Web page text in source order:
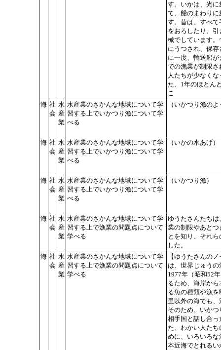
す。いかは、光
て、船のまわり
す。昔は、すべ
をおろしたり、
械でしています
にうつされ、保
に一度、輸送船
での漁業が制限
人たちが少なく
た、1年のほとん
こ
海 社
会
水
産
業
水産業のさかんな地域について学
習する上でいかつり漁について学
べる
（いかつり漁の
海 社
会
水
産
業
水産業のさかんな地域について学
習する上でいかつり漁について学
べる
（いかの水あげ）
海 社
会
水
産
業
水産業のさかんな地域について学
習する上でいかつり漁について学
べる
（いかつり漁）
海 社
会
水
産
業
水産業のさかんな地域について学
習する上で漁業の問題点について
学べる
ゆうたさんたち
業の制限やあと
とを知り、それ
した。
海 社
会
水
産
業
水産業のさかんな地域について学
習する上で漁業の問題点について
学べる
【ゆうたさんの
は、世界じゅう
1977年（昭和52
るため、海岸か
る魚の種類や漁
里以外の海でも
そのため、いか
相手国と話し合
た、わかい人た
めに、いろいろ
本近海でとれる